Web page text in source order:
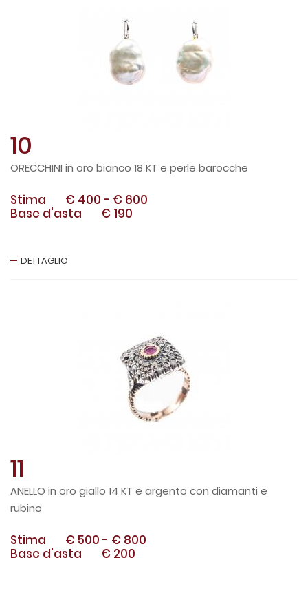
10
ORECCHINI in oro bianco 18 KT e perle barocche
Stima € 400 - € 600
Base d'asta
€ 190
DETTAGLIO
11
ANELLO in oro giallo 14 KT e argento con diamanti e
rubino
Stima € 500 - € 800
Base d'asta
€ 200